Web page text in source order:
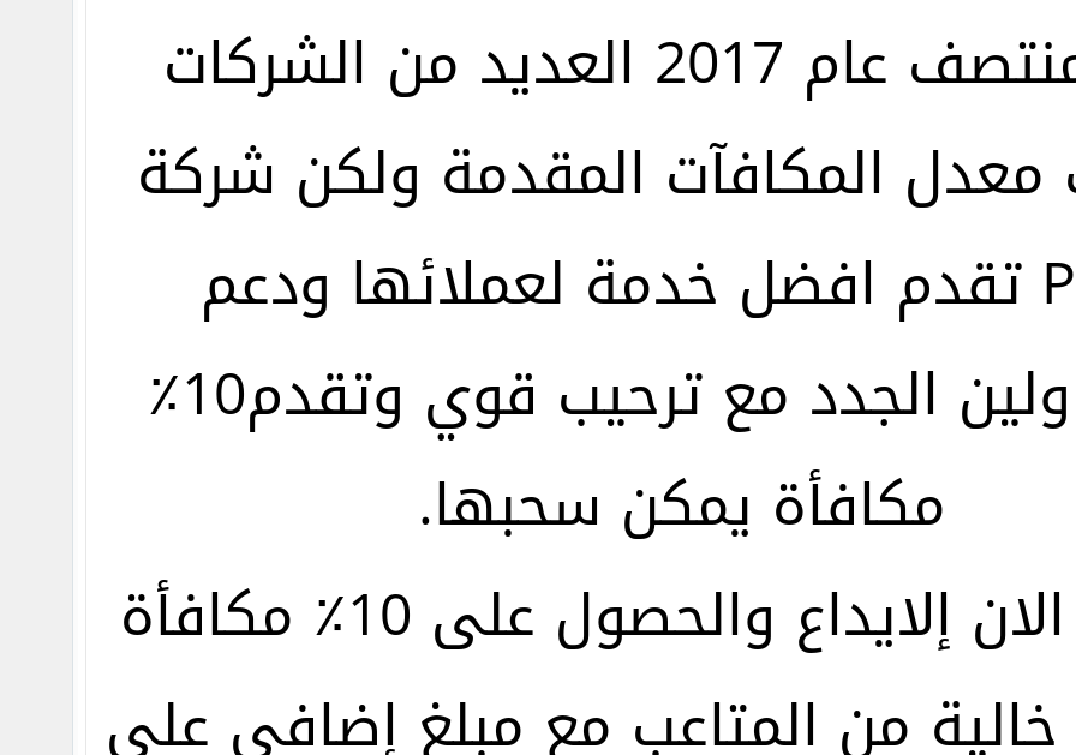
في منتصف عام 2017 العديد من الشركات
المكافآت المقدمة ولكن شركة
PCM تقدم افضل خدمة لعملائها ودعم
للمتداولين الجدد مع ترحيب قوي وتقدم10٪
مكافأة يمكن سحبها.
يمكنك الان إلايداع والحصول على 10٪ مكافأة
خالية من المتاعب مع مبلغ إضافي على